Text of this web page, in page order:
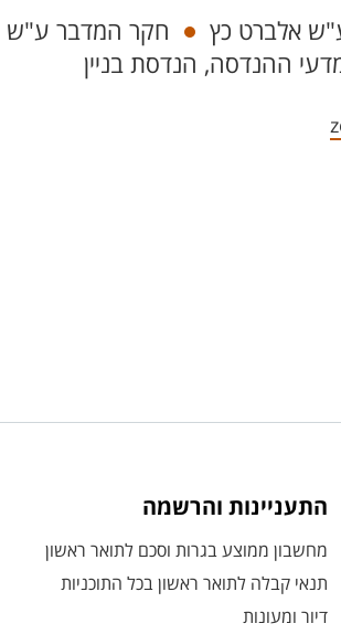
אלברט כץ
חקר המדבר ע"ש
ההנדסה, הנדסת בניין
התעניינות והרשמה
מחשבון ממוצע בגרות וסכם לתואר ראשון
תנאי קבלה לתואר ראשון בכל התוכניות
דיור ומעונות